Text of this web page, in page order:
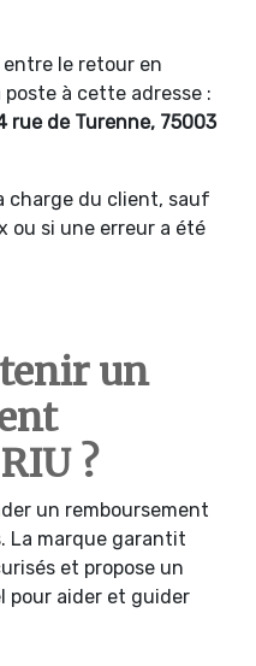
le retour en
à cette adresse :
rue de Turenne, 75003
charge du client, sauf
ou si une erreur a été
un
?
un remboursement
La marque garantit
et propose un
pour aider et guider